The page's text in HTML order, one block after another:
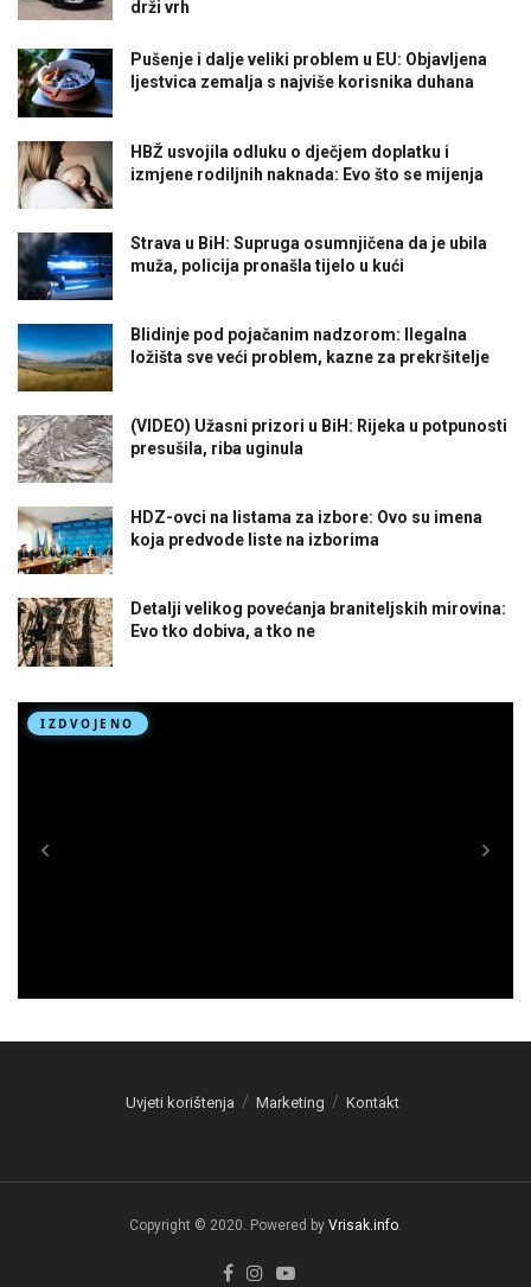
drži vrh
Pušenje i dalje veliki problem u EU: Objavljena
ljestvica zemalja s najviše korisnika duhana
HBŽ usvojila odluku o dječjem doplatku i
izmjene rodiljnih naknada: Evo što se mijenja
Strava u BiH: Supruga osumnjičena da je ubila
muža, policija pronašla tijelo u kući
Blidinje pod pojačanim nadzorom: Ilegalna
ložišta sve veći problem, kazne za prekršitelje
(VIDEO) Užasni prizori u BiH: Rijeka u potpunosti
presušila, riba uginula
HDZ-ovci na listama za izbore: Ovo su imena
koja predvode liste na izborima
Detalji velikog povećanja braniteljskih mirovina:
Evo tko dobiva, a tko ne
Uvjeti korištenja Marketing Kontakt
Copyright © 2020. Powered by Vrisak.info